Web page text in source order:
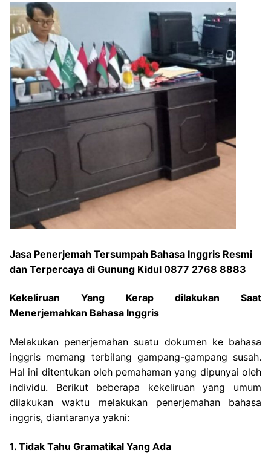
Jasa Penerjemah Tersumpah Bahasa Inggris Resmi
dan Terpercaya di Gunung Kidul 0877 2768 8883
Kekeliruan Yang Kerap dilakukan Saat
Menerjemahkan Bahasa Inggris
Melakukan penerjemahan suatu dokumen ke bahasa
inggris memang terbilang gampang-gampang susah.
Hal ini ditentukan oleh pemahaman yang dipunyai oleh
individu. Berikut beberapa kekeliruan yang umum
dilakukan waktu melakukan penerjemahan bahasa
inggris, diantaranya yakni:
1. Tidak Tahu Gramatikal Yang Ada